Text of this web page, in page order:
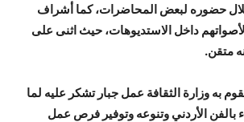
حضوره لبعض المحاضرات، كما أشراف
داخل الاستديوهات، حيث اثنى على
متقن.
به وزارة الثقافة عمل جبار تشكر عليه لما
بالفن الأردني وتنوعه وتوفير فرص عمل